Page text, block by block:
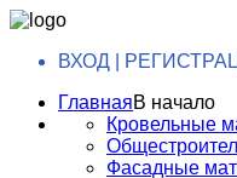
ВХОД |
ГлавнаяВ начало
Кровельные
Фасадные